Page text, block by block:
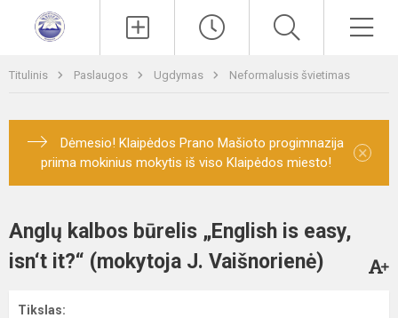
Titulinis Paslaugos Ugdymas Neformalusis švietimas
Dėmesio! Klaipėdos Prano Mašioto progimnazija
priima mokinius mokytis iš viso Klaipėdos miesto!
×
Anglų kalbos būrelis „English is easy,
isn‘t it?“ (mokytoja J. Vaišnorienė)
Tikslas: